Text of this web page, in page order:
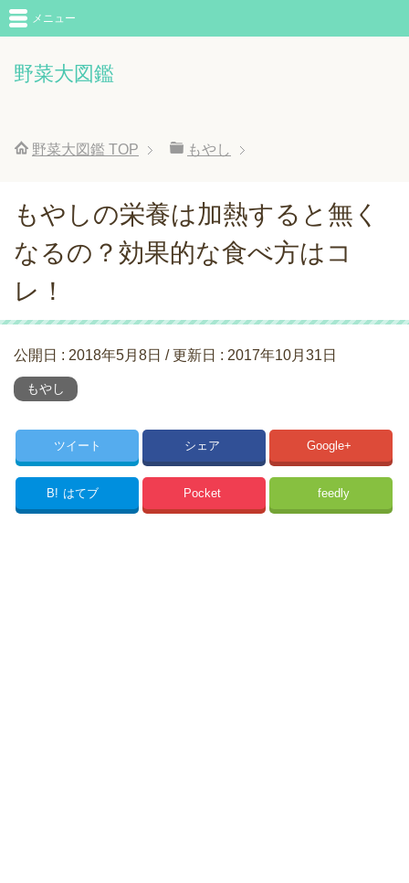
野菜大図鑑
メニュー
野菜大図鑑 TOP もやし
もやしの栄養は加熱すると無く
なるの？効果的な食べ方はコ
レ！
公開日 : 2018年5月8日 / 更新日 : 2017年10月31日
もやし
ツイート シェア Google+
B! はてブ Pocket feedly